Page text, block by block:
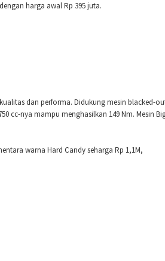
harga awal Rp 395 juta.
dan performa. Didukung mesin blacked-
cc-nya mampu menghasilkan 149 Nm. Mesin
warna Hard Candy seharga Rp 1,1M,